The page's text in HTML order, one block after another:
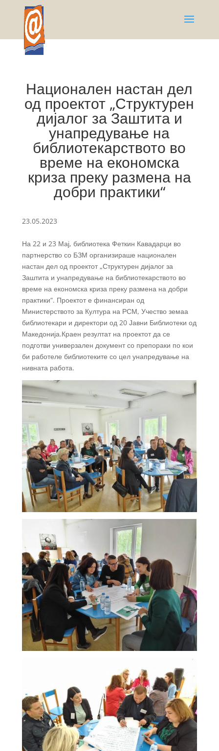
Национален настан дел
од проектот „Структурен
дијалог за Заштита и
унапредување на
библиотекарството во
време на економска
криза преку размена на
добри практики“
23.05.2023
На 22 и 23 Мај, библиотека Феткин Кавадарци во
партнерство со БЗМ организираше национален
настан дел од проектот „Структурен дијалог за
Заштита и унапредување на библиотекарството во
време на економска криза преку размена на добри
практики“. Проектот е финансиран од
Министерството за Култура на РСМ, Учество земаа
библиотекари и директори од 20 Јавни Библиотеки од
Македонија.Краен резултат на проектот да се
подготви универзален документ со препораки по кои
би работеле библиотеките со цел унапредување на
нивната работа.